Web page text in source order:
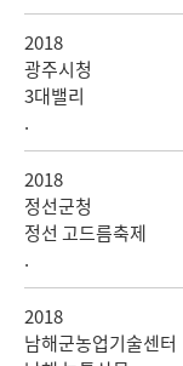
2018
광주시청
3대밸리
.
2018
정선군청
정선 고드름축제
.
2018
남해군농업기술센터